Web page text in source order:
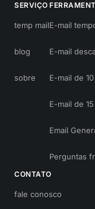
SERVIÇO
temp mail
blog
sobre
E-mail
E-mail
E-mail de
E-mail de
Email
Perguntas
CONTATO
fale conosco